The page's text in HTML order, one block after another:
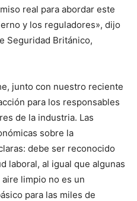
real para abordar este
y los reguladores», dijo
Seguridad Británico,
junto con nuestro reciente
para los responsables
de la industria. Las
sobre la
debe ser reconocido
laboral, al igual que algunas
limpio no es un
para las miles de